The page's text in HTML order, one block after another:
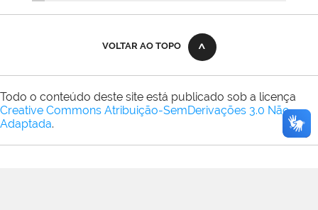
VOLTAR AO TOPO
Todo o conteúdo deste site está publicado sob a licença
Creative Commons Atribuição-SemDerivações 3.0 Não
Adaptada.